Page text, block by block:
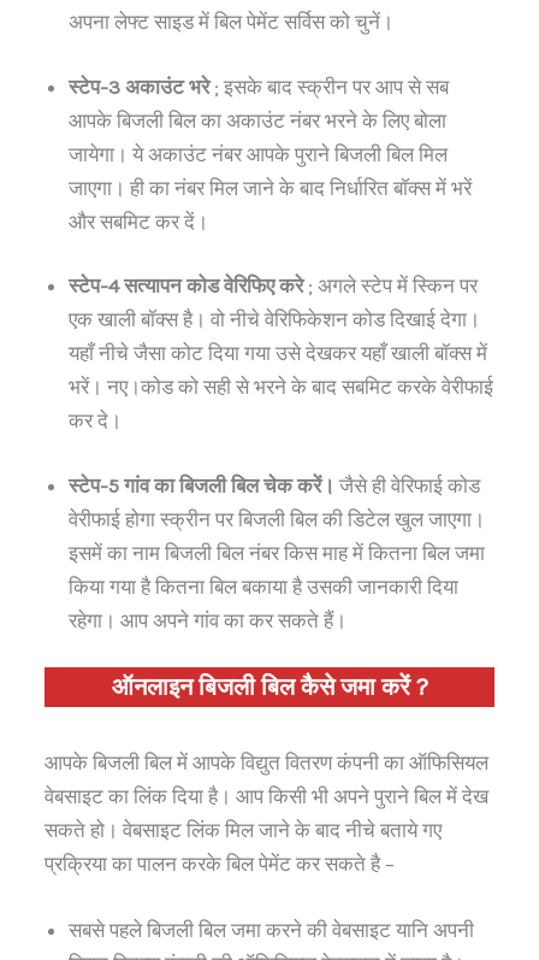
अपना लेफ्ट साइड में बिल पेमेंट सर्विस को चुनें।
स्टेप-3 अकाउंट भरे; इसके बाद स्क्रीन पर आप से सब
आपके बिजली बिल का अकाउंट नंबर भरने के लिए बोला
जायेगा। ये अकाउंट नंबर आपके पुराने बिजली बिल मिल
जाएगा। ही का नंबर मिल जाने के बाद निर्धारित बॉक्स में भरें
और सबमिट कर दें।
स्टेप-4 सत्यापन कोड वेरिफिए करे; अगले स्टेप में स्किन पर
एक खाली बॉक्स है। वो नीचे वेरिफिकेशन कोड दिखाई देगा।
यहाँ नीचे जैसा कोट दिया गया उसे देखकर यहाँ खाली बॉक्स में
भरें। नए।कोड को सही से भरने के बाद सबमिट करके वेरीफाई
कर दे।
स्टेप-5 गांव का बिजली बिल चेक करें। जैसे ही वेरिफाई कोड
वेरीफाई होगा स्क्रीन पर बिजली बिल की डिटेल खुल जाएगा।
इसमें का नाम बिजली बिल नंबर किस माह में कितना बिल जमा
किया गया है कितना बिल बकाया है उसकी जानकारी दिया
रहेगा। आप अपने गांव का कर सकते हैं।
ऑनलाइन बिजली बिल कैसे जमा करें ?
आपके बिजली बिल में आपके विद्युत वितरण कंपनी का ऑफिसियल
वेबसाइट का लिंक दिया है। आप किसी भी अपने पुराने बिल में देख
सकते हो। वेबसाइट लिंक मिल जाने के बाद नीचे बताये गए
प्रक्रिया का पालन करके बिल पेमेंट कर सकते है –
सबसे पहले बिजली बिल जमा करने की वेबसाइट यानि अपनी